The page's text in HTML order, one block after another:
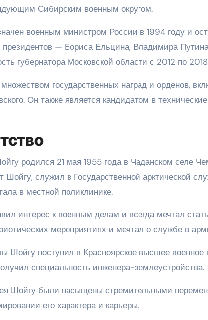
Сибирским военным округом.
военным министром России в 1994 году и
президентов — Бориса Ельцина, Владимира
губернатора Московской области с 2012 по 2018
государственных наград и орденов,
Он также является кандидатом в
родился 21 мая 1955 года в Чаданском селе
Шойгу, служил в Государственной арктической
в местной поликлинике.
интерес к военным делам и всегда мечтал
мероприятиях и мечтал о службе в
Шойгу поступил в Красноярское высшее
специальность инженера-землеустройства.
Шойгу были насыщены стремительными
его характера и карьеры.